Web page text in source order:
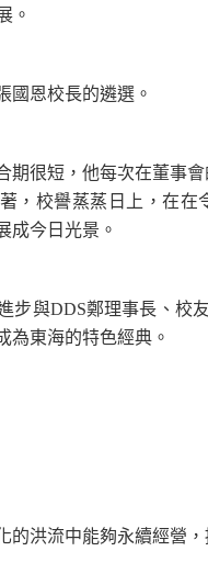
。
恩校長的遴選。
很短，他每次在董事會
，校譽蒸蒸日上，在
成今日光景。
與DDS鄭理事長、校
為東海的特色經典。
洪流中能夠永續經營，